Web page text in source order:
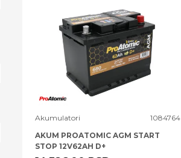
Uporedi
Akumulatori
1084764
AKUM PROATOMIC AGM START
STOP 12V62AH D+